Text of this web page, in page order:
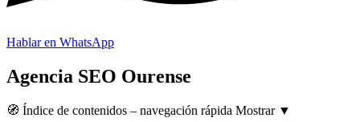
Hablar en WhatsApp
Agencia SEO Ourense
🧭 Índice de contenidos – navegación rápida Mostrar ▼